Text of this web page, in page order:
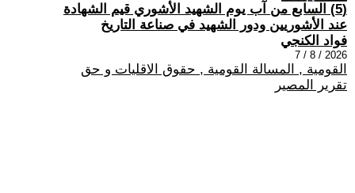
(5) السابع من آب يوم الشهيد الأشوري قيم الشهادة
عند الأشوريين ودور الشهيد في صناعة التاريخ
فواد الكنجي
2026 / 8 / 7
القومية , المسالة القومية , حقوق الاقليات و حق
تقرير المصير